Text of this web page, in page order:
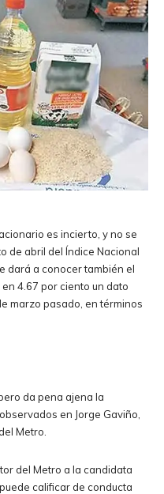
es incierto, y no se
de abril del Índice Nacional
dará a conocer también el
4.67 por ciento un dato
marzo pasado, en términos
da pena ajena la
en Jorge Gaviño,
Metro.
del Metro a la candidata
calificar de conducta